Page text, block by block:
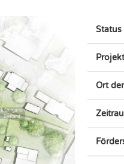
Status
Ort